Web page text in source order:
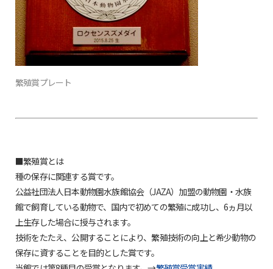
繁殖賞プレート
■繁殖賞とは
種の保存に関連する賞です。
公益社団法人日本動物園水族館協会（JAZA）加盟の動物園・水族
館で飼育している動物で、国内で初めての繁殖に成功し、6ヵ月以
上生存した場合に授与されます。
技術をたたえ、公開することにより、繁殖技術の向上と希少動物の
保存に資することを目的とした賞です。